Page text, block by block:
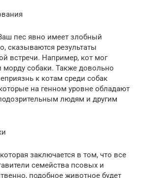
пес явно имеет злобный
сказываются результаты
встречи. Например, кот мог
морду собаки. Также довольно
к котам среди собак
на генном уровне обладают
людям и другим
заключается в том, что все
семейства псовых и
подобное животное будет